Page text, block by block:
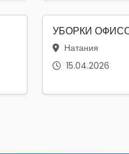
УБОРКИ
Натания
15.04.2026